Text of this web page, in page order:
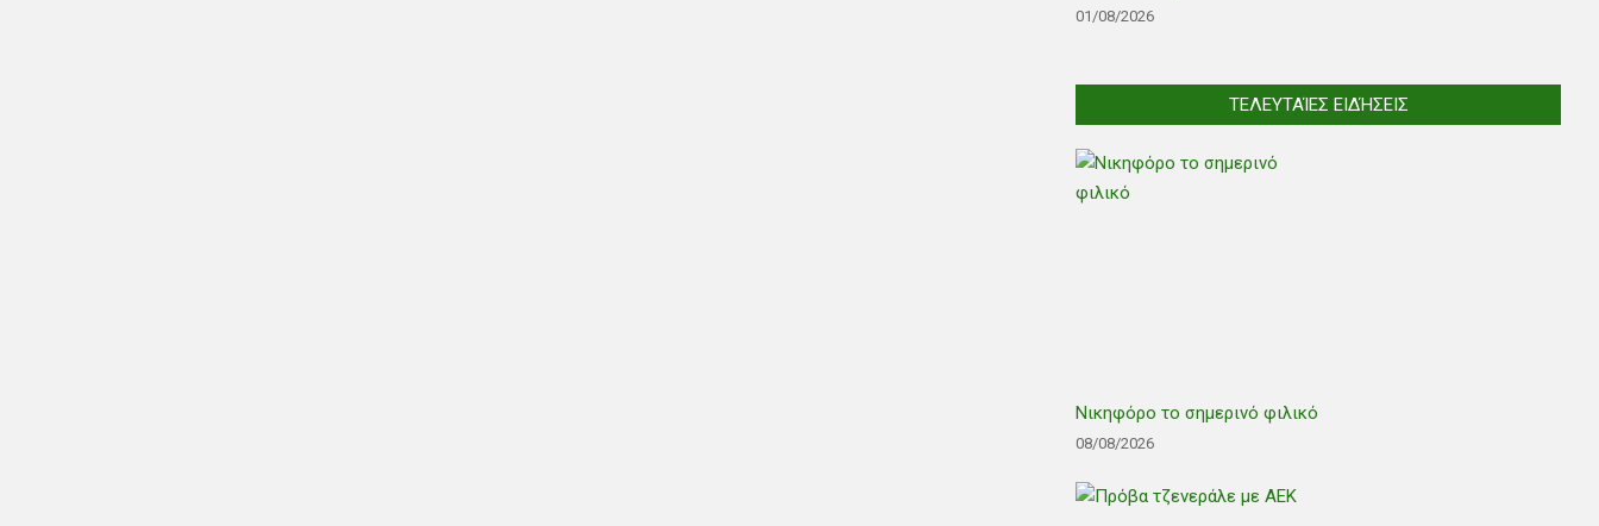
01/08/2026
ΤΕΛΕΥΤΑΊΕΣ ΕΙΔΉΣΕΙΣ
Νικηφόρο το σημερινό φιλικό
08/08/2026